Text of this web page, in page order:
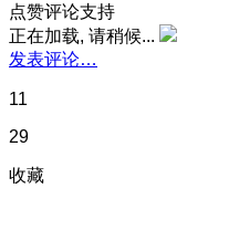
点赞评论支持
正在加载, 请稍候...
发表评论…
11
29
收藏